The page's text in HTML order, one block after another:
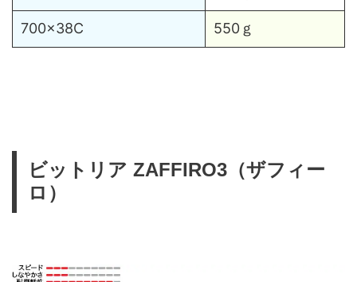
700×38C 550ｇ
ビットリア ZAFFIRO3（ザフィー
ロ）